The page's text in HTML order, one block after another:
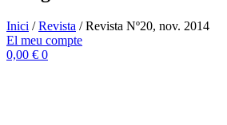
Inici /Revista / Revista Nº20, nov. 2014
El meu compte
0,00 € 0